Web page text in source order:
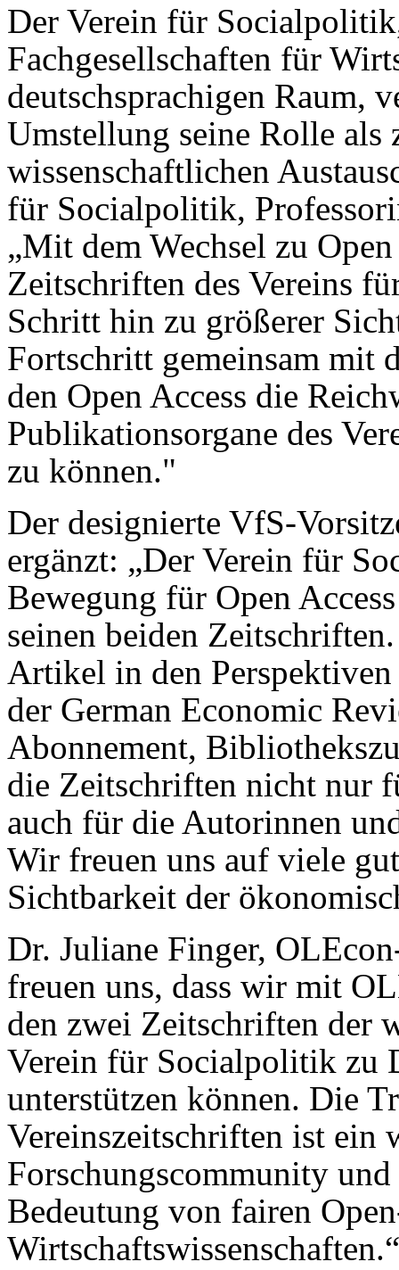
Der Verein für
Fachgesellschaften für
deutschsprachigen Raum,
Umstellung seine Rolle
wissenschaftlichen
für Socialpolitik,
„Mit dem Wechsel zu
Zeitschriften des Vereins
Schritt hin zu größerer
Fortschritt gemeinsam mit
den Open Access die
Publikationsorgane des
zu können."
Der designierte VfS-
ergänzt: „Der Verein für
Bewegung für Open
seinen beiden
Artikel in den
der German Economic
Abonnement,
die Zeitschriften nicht nur
auch für die Autorinnen
Wir freuen uns auf viele
Sichtbarkeit der
Dr. Juliane Finger,
freuen uns, dass wir mit
den zwei Zeitschriften der
Verein für Socialpolitik zu
unterstützen können. Die
Vereinszeitschriften ist ein
Forschungscommunity
Bedeutung von fairen
Wirtschaftswissenschaften.“